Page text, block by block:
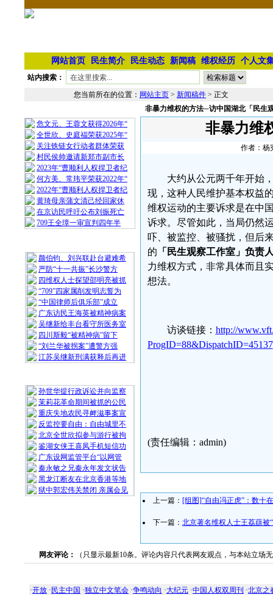
网站首页 民生简介 民生动态 新闻稿 维权经历 个人文
站内搜索：
您当前所在的位置： 网站主页 > 新闻稿件 > 正文
危文元、王蓉文获得2026年“
全世欣、史庭福荣获2025年“
关注铁链女行动者群体荣获
村民侯帅邀请新郑市副市长
2023年“曹顺利人权捍卫者纪
何方美、常玮平荣获2022年“
2022年“曹顺利人权捍卫者纪
黄琦母亲蒲文清己经回家休
在京访民呼吁公布刘振死亡
709王全璋一审宣判四年半
颜伯钧、刘兴联赴台避难希
严防“十一共振”长沙警方
四维权人士探望邵明亮被抓
“709”四家属削发明志誓为
“中国律师后俱乐部”成立
广东访民王海英被精神病案
吴继新给丰台看守所医务室
四川斯毅“被精神病”留下
“刘兰华被拐案”遭警方强
江苏吴继新刑满获释后再进
孙世华提行政诉讼并向监察
茉莉花革命期间被抓的公民
重庆失地农民寻衅滋事案宣
反监控要自由：自由城里不
北京全世欣拟参与游行被拘
鉴湖女侠王喜凤手机短信功
广东设网监管平台“以网管
秦永敏之兄秦永年发文状告
黑龙江断友在北京香港等地
狱中郭宏伟关禁闭 亲属会见
非暴力维权的方法─访中国湖北「民生
非暴力维
作者：杨
大约从公元两千年开始
现，这种人民维护基本权益
维权运动的主要诉求是在中
诉求。尽管如此，当局仍然
吓、被监控、被骚扰，但后
的 「民生观察工作室」负责
力维权方式，非常具体而且
想法。
访谈链接： http://
ProgID=88&DispatchID=45137
(责任编辑：admin)
上一篇： [组图]“自由冯正虎”：数十
下一篇： 北京著名维权人士王荔蕻被
网友评论： （只显示最新10条。评论内容只代表网友观点，与本站立场
·开放 · 民主中国 ·独立中文笔会 ·争鸣动向 ·大纪元 ·中国人权双周刊 ·北京之